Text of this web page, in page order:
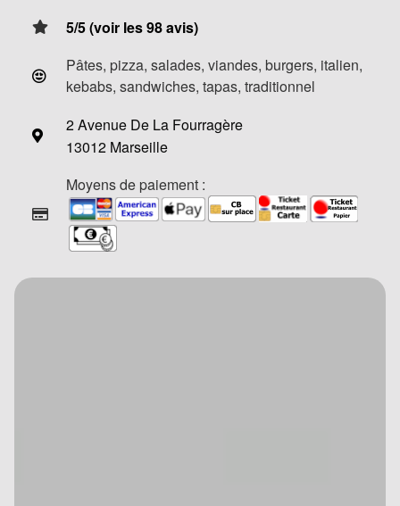
5/5 (voir les 98 avis)
Pâtes, pizza, salades, viandes, burgers, italien,
kebabs, sandwiches, tapas, traditionnel
2 Avenue De La Fourragère
13012 Marseille
Moyens de paiement :